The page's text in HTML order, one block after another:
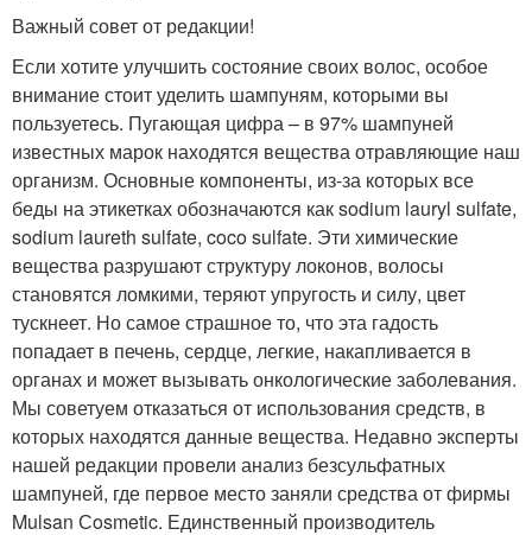
Важный совет от редакции!
Если хотите улучшить состояние своих волос, особое
внимание стоит уделить шампуням, которыми вы
пользуетесь. Пугающая цифра – в 97% шампуней
известных марок находятся вещества отравляющие наш
организм. Основные компоненты, из-за которых все
беды на этикетках обозначаются как sodium lauryl sulfate,
sodium laureth sulfate, coco sulfate. Эти химические
вещества разрушают структуру локонов, волосы
становятся ломкими, теряют упругость и силу, цвет
тускнеет. Но самое страшное то, что эта гадость
попадает в печень, сердце, легкие, накапливается в
органах и может вызывать онкологические заболевания.
Мы советуем отказаться от использования средств, в
которых находятся данные вещества. Недавно эксперты
нашей редакции провели анализ безсульфатных
шампуней, где первое место заняли средства от фирмы
Mulsan Сosmetic. Единственный производитель